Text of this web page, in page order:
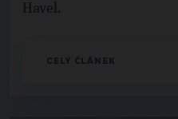
Havel.
CELÝ ČLÁNEK